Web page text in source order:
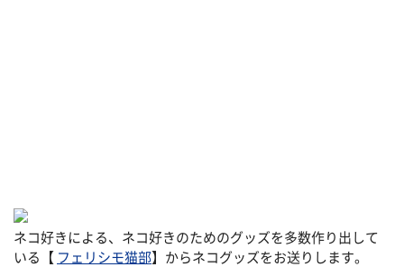
ネコ好きによる、ネコ好きのためのグッズを多数作り出して
いる【 フェリシモ猫部】からネコグッズをお送りします。